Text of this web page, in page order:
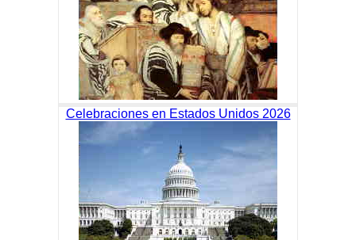
Celebraciones en Estados Unidos 2026